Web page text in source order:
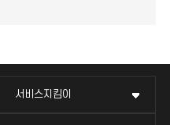
서비스지킴이